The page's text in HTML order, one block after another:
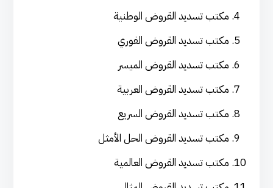
مكتب تسديد القروض الوطنية
مكتب تسديد القروض الفوري
مكتب تسديد القروض الميسر
مكتب تسديد القروض العربية
مكتب تسديد القروض السريع
مكتب تسديد القروض الحل الأمثل
مكتب تسديد القروض العالمية